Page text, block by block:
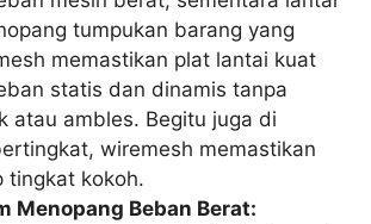
tumpukan barang yang
memastikan plat lantai kuat
statis dan dinamis tanpa
atau ambles. Begitu juga di
wiremesh memastikan
tingkat kokoh.
Menopang Beban Berat: